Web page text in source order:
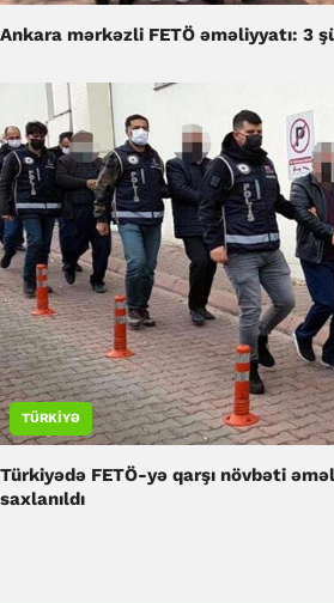
Ankara mərkəzli FETÖ əməliyyatı: 3
TÜRKIYƏ
Türkiyədə FETÖ-yə qarşı növbəti
saxlanıldı